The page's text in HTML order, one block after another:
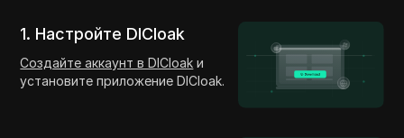
1. Настройте DICloak
Создайте аккаунт в DICloak и
установите приложение DICloak.